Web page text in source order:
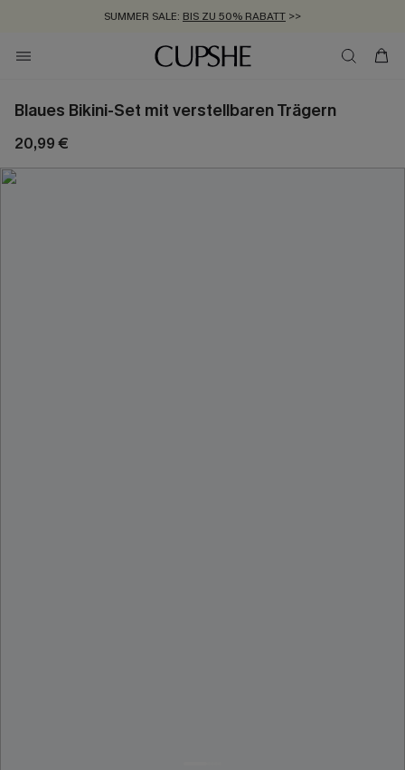
SUMMER SALE: BIS ZU 50% RABATT >>
ZUM NEWSLETTER:BIS ZU -20% EXTRA ERHALTEN
KOSTENLOSER VERSAND AB 89 €
Blaues Bikini-Set mit verstellbaren Trägern
20,99 €